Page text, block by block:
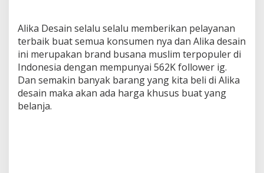
Alika Desain selalu selalu memberikan pelayanan
terbaik buat semua konsumen nya dan Alika desain
ini merupakan brand busana muslim terpopuler di
Indonesia dengan mempunyai 562K follower ig.
Dan semakin banyak barang yang kita beli di Alika
desain maka akan ada harga khusus buat yang
belanja.